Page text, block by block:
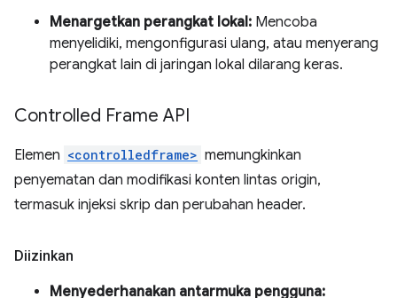
Menargetkan perangkat lokal: Mencoba
menyelidiki, mengonfigurasi ulang, atau menyerang
perangkat lain di jaringan lokal dilarang keras.
Controlled Frame API
Elemen <controlledframe> memungkinkan
penyematan dan modifikasi konten lintas origin,
termasuk injeksi skrip dan perubahan header.
Diizinkan
Menyederhanakan antarmuka pengguna: